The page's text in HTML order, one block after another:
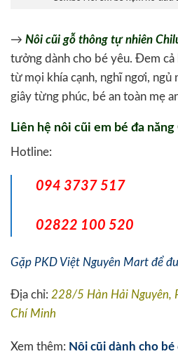
→ Nôi cũi gỗ thông tự nhiên
tưởng dành cho bé yêu. Đem cả
từ mọi khía cạnh, nghĩ ngơi, ngủ
giây từng phúc, bé an toàn mẹ
Liên hệ nôi cũi em bé đa
Hotline:
094 3737 517
02822 100 520
Gặp PKD Việt Nguyên Mart để
Địa chỉ: 228/5 Hàn Hải Nguyên,
Chí Minh
Xem thêm: Nôi cũi dành cho